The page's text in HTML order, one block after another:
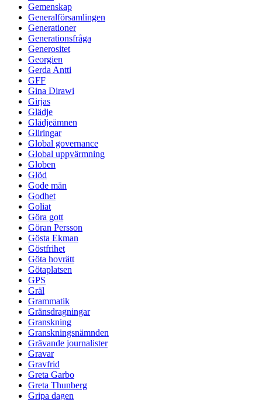
Gemenskap
Generalförsamlingen
Generationer
Generationsfråga
Generositet
Georgien
Gerda Antti
GFF
Gina Dirawi
Girjas
Glädje
Glädjeämnen
Gliringar
Global governance
Global uppvärmning
Globen
Glöd
Gode män
Godhet
Goliat
Göra gott
Göran Persson
Gösta Ekman
Göstfrihet
Göta hovrätt
Götaplatsen
GPS
Gräl
Grammatik
Gränsdragningar
Granskning
Granskningsnämnden
Grävande journalister
Gravar
Gravfrid
Greta Garbo
Greta Thunberg
Gripa dagen